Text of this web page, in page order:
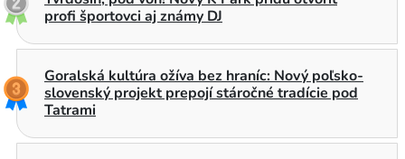
profi športovci aj známy DJ
Goralská kultúra ožíva bez hraníc: Nový poľsko-
slovenský projekt prepojí stáročné tradície pod
Tatrami